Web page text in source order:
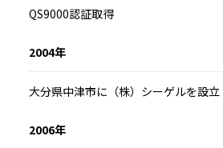
QS9000認証取得
2004年
大分県中津市に（株）シーゲルを設立
2006年